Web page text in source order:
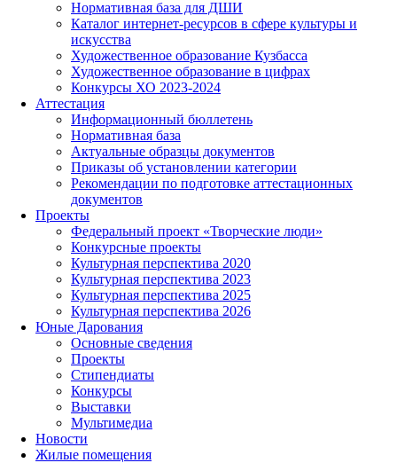
Нормативная база для ДШИ
Каталог интернет-ресурсов в сфере культуры и
искусства
Художественное образование Кузбасса
Художественное образование в цифрах
Конкурсы ХО 2023-2024
Аттестация
Информационный бюллетень
Нормативная база
Актуальные образцы документов
Приказы об установлении категории
Рекомендации по подготовке аттестационных
документов
Проекты
Федеральный проект «Творческие люди»
Конкурсные проекты
Культурная перспектива 2020
Культурная перспектива 2023
Культурная перспектива 2025
Культурная перспектива 2026
Юные Дарования
Основные сведения
Проекты
Стипендиаты
Конкурсы
Выставки
Мультимедиа
Новости
Жилые помещения